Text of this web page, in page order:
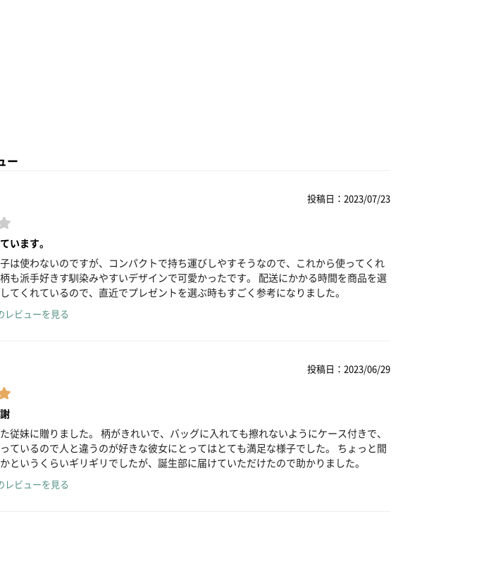
ー
投稿日：2023/07/23
います。
は使わないのですが、コンパクトで持ち運びしやすそうなので、これから使ってくれ
も派手好きす馴染みやすいデザインで可愛かったです。 配送にかかる時間を商品を選
てくれているので、直近でプレゼントを選ぶ時もすごく参考になりました。
レビューを見る
投稿日：2023/06/29
従妹に贈りました。 柄がきれいで、バッグに入れても擦れないようにケース付きで、
ているので人と違うのが好きな彼女にとってはとても満足な様子でした。 ちょっと間
というくらいギリギリでしたが、誕生部に届けていただけたので助かりました。
レビューを見る